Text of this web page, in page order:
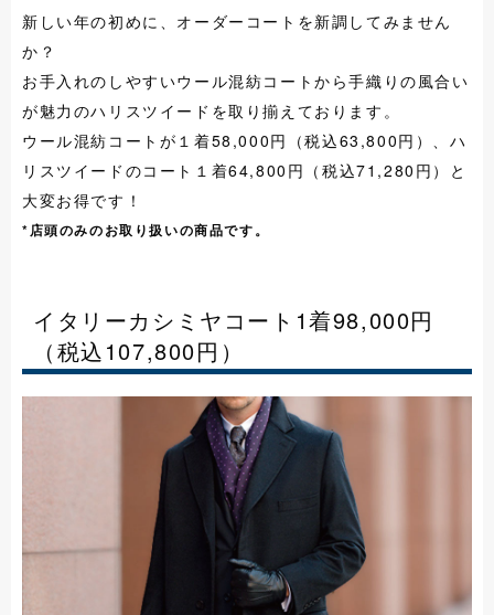
新しい年の初めに、オーダーコートを新調してみません
か？
お手入れのしやすいウール混紡コートから手織りの風合い
が魅力のハリスツイードを取り揃えております。
ウール混紡コートが１着58,000円（税込63,800円）、ハ
リスツイードのコート１着64,800円（税込71,280円）と
大変お得です！
*店頭のみのお取り扱いの商品です。
イタリーカシミヤコート1着98,000円
（税込107,800円）